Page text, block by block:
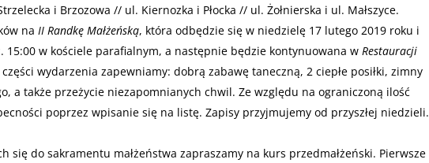
i Brzozowa // ul. Kiernozka i Płocka // ul. Żołnierska i ul. Małszyce.
na II Randkę Małżeńską, która odbędzie się w niedzielę 17 lutego 2019 roku i
15:00 w kościele parafialnym, a następnie będzie kontynuowana w Restauracji
wydarzenia zapewniamy: dobrą zabawę taneczną, 2 ciepłe posiłki, zimny
a także przeżycie niezapomnianych chwil. Ze względu na ograniczoną ilość
poprzez wpisanie się na listę. Zapisy przyjmujemy od przyszłej niedzieli.
się do sakramentu małżeństwa zapraszamy na kurs przedmałżeński. Pierwsze